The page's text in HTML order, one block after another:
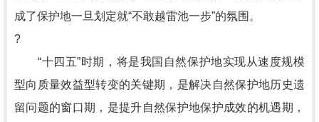
成了保护地一旦划定就“不敢越雷池一步”的氛围。
?
“十四五”时期，将是我国自然保护地实现从速度规模
型向质量效益型转变的关键期，是解决自然保护地历史遗
留问题的窗口期，是提升自然保护地保护成效的机遇期，